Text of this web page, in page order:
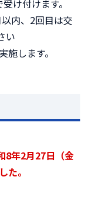
け付けます。
内、2回目は交
い
します。
8年2月27日（金
た。